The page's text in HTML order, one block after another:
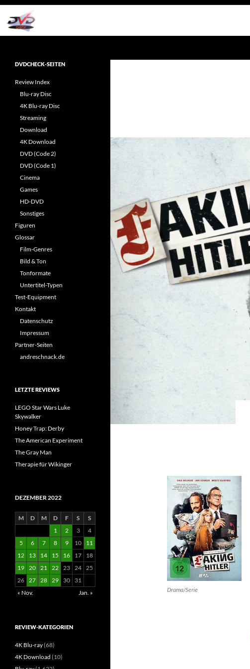
Zum
Inhalt
springen
Drama/Serie
Reviews rund ums Heimkino &
DVDCHECK-SEITEN
Review Index
Blu-ray Disc
4K Blu-ray Disc
Streaming
Download
4K Download
DVD (Code 2)
DVD (Code 1)
Cinema
Games
HD-DVD
Sonstiges
Figuren
Glossar
Film-Genres
Bild & Ton
Tonformate
Untertitel-Typen
Test-Equipment
Kontakt
Datenschutz
Impressum
Partner-Seiten
andreschnack.de
LETZTE REVIEWS
LEGO Star Wars Luke
Skywalker
Honey Trap: Derby
The American Experiment
The Gray Man
Therapie für Wikinger
DEZEMBER 2022
M D M D F S
S
1
2 3
4
5
6 7 8 9 10
11
12
13 14 15 16 17
18
19 20 21 22 23 24 25
26 27 28 29 30
31
« Nov.
Jan. »
REVIEW-KATEGORIEN
4K Blu-ray(68)
4K Download (10)